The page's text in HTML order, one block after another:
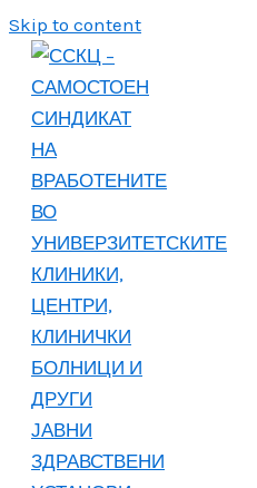
Skip to content